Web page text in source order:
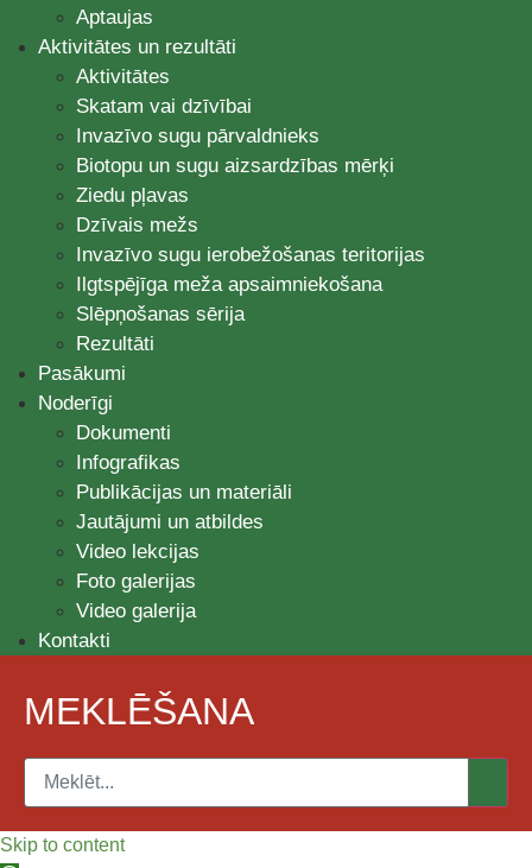
Aptaujas
Aktivitātes un rezultāti
Aktivitātes
Skatam vai dzīvībai
Invazīvo sugu pārvaldnieks
Biotopu un sugu aizsardzības mērķi
Ziedu pļavas
Dzīvais mežs
Invazīvo sugu ierobežošanas teritorijas
Ilgtspējīga meža apsaimniekošana
Slēpņošanas sērija
Rezultāti
Pasākumi
Noderīgi
Dokumenti
Infografikas
Publikācijas un materiāli
Jautājumi un atbildes
Video lekcijas
Foto galerijas
Video galerija
Kontakti
MEKLĒŠANA
Skip to content